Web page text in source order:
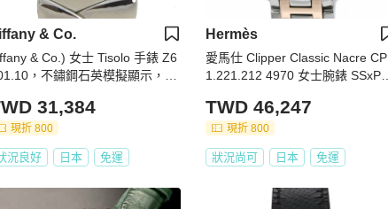
& Co.
& Co.) 女士 Tisolo 手錶 Z6
，不鏽鋼石英模擬顯示，黑
31,384
現折 800
況良好 日本 免運
Hermès
愛馬仕 Clipper Classic Nacre CP
1.221.212 4970 女士腕錶 SSxPG
TWD 46,247
現折 800
狀況尚可 日本 免運